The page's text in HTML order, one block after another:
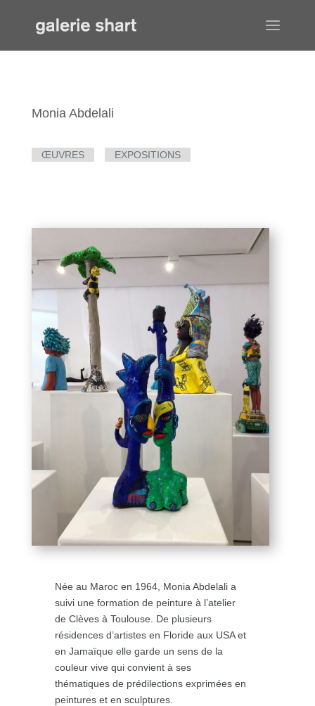
Monia Abdelali
ŒUVRES EXPOSITIONS
Née au Maroc en 1964, Monia Abdelali a
suivi une formation de peinture à l’atelier
de Clèves à Toulouse. De plusieurs
résidences d’artistes en Floride aux USA et
en Jamaïque elle garde un sens de la
couleur vive qui convient à ses
thématiques de prédilections exprimées en
peintures et en sculptures.